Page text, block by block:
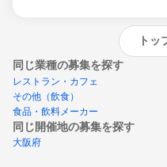
トッ
同じ業種の募集を探す
レストラン・カフェ
その他（飲食）
食品・飲料メーカー
同じ開催地の募集を探す
大阪府